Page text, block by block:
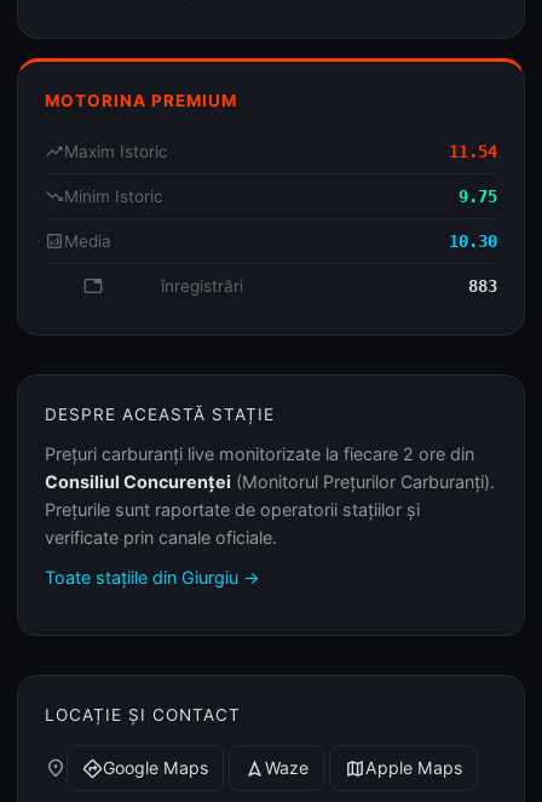
MOTORINA PREMIUM
trending_upMaxim Istoric 11.54
trending_downMinim Istoric 9.75
analyticsMedia 10.30
database înregistrări 883
DESPRE ACEASTĂ STAȚIE
Prețuri carburanți live monitorizate la fiecare 2 ore din
Consiliul Concurenței (Monitorul Prețurilor Carburanți).
Prețurile sunt raportate de operatorii stațiilor și
verificate prin canale oficiale.
Toate stațiile din Giurgiu →
LOCAȚIE ȘI CONTACT
place directionsGoogle Maps navigation Waze mapApple Maps